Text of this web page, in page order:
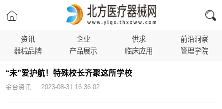
资讯 企业 供求
前沿洞察
器械品牌
产品展示 临床应用 管理学院
“未”爱护航！特殊校长齐聚这所学校
金台资讯 2023-08-31 16:36:02